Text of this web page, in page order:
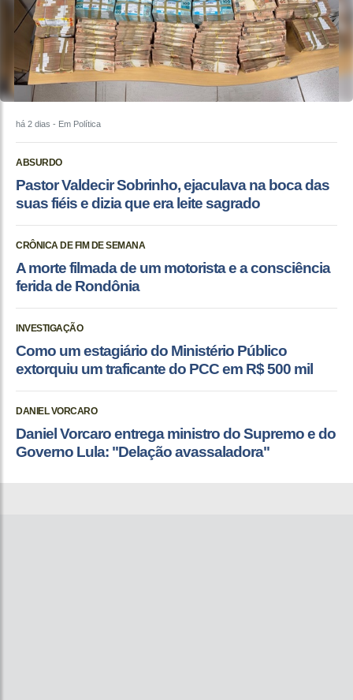
há 2 dias - Em Política
ABSURDO
Pastor Valdecir Sobrinho, ejaculava na boca das
suas fiéis e dizia que era leite sagrado
CRÔNICA DE FIM DE SEMANA
A morte filmada de um motorista e a consciência
ferida de Rondônia
INVESTIGAÇÃO
Como um estagiário do Ministério Público
extorquiu um traficante do PCC em R$ 500 mil
DANIEL VORCARO
Daniel Vorcaro entrega ministro do Supremo e do
Governo Lula: "Delação avassaladora"